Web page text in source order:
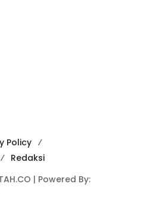
Policy
Redaksi
| Powered By: